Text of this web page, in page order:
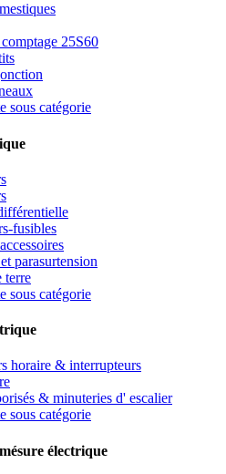
25S60
sous catégorie
fusibles
parasurtension
terre
sous catégorie
horaire & interrupteurs
& minuteries d' escalier
sous catégorie
électrique